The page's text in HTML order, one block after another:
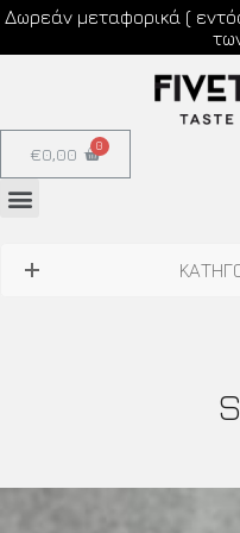
Δωρεάν μεταφορικά (
€0,00